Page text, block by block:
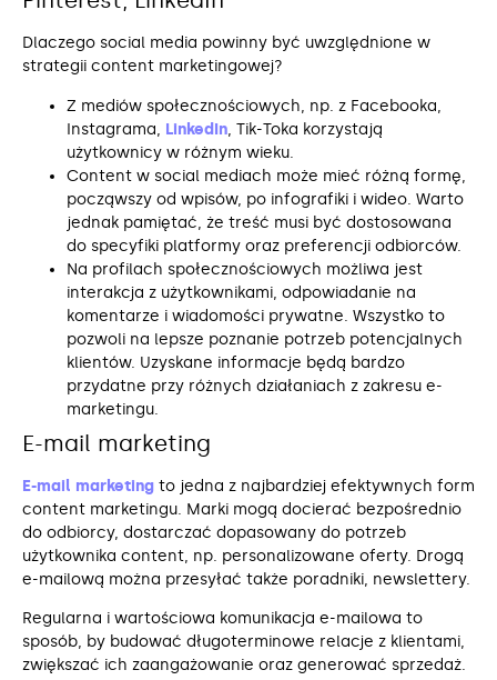
Dlaczego social media powinny być uwzględnione w
strategii content marketingowej?
Z mediów społecznościowych, np. z Facebooka,
Instagrama, LinkedIn, Tik-Toka korzystają
użytkownicy w różnym wieku.
Content w social mediach może mieć różną formę,
począwszy od wpisów, po infografiki i wideo. Warto
jednak pamiętać, że treść musi być dostosowana
do specyfiki platformy oraz preferencji odbiorców.
Na profilach społecznościowych możliwa jest
interakcja z użytkownikami, odpowiadanie na
komentarze i wiadomości prywatne. Wszystko to
pozwoli na lepsze poznanie potrzeb potencjalnych
klientów. Uzyskane informacje będą bardzo
przydatne przy różnych działaniach z zakresu e-
marketingu.
E-mail marketing
E-mail marketing to jedna z najbardziej efektywnych form
content marketingu. Marki mogą docierać bezpośrednio
do odbiorcy, dostarczać dopasowany do potrzeb
użytkownika content, np. personalizowane oferty. Drogą
e-mailową można przesyłać także poradniki, newslettery.
Regularna i wartościowa komunikacja e-mailowa to
sposób, by budować długoterminowe relacje z klientami,
zwiększać ich zaangażowanie oraz generować sprzedaż.